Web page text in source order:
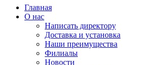
Главная
О нас
Написать директору
Доставка и установка
Наши преимущества
Филиалы
Новости